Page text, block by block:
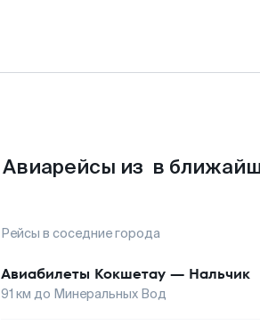
Авиарейсы из в
Рейсы в соседние города
Авиабилеты Кокшетау — Нальчик
91 км до Минеральных Вод